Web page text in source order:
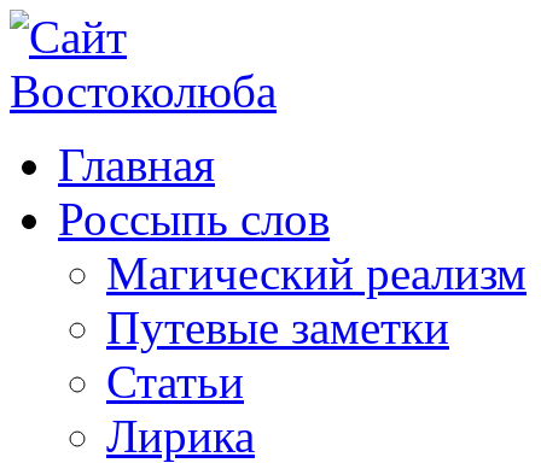
Главная
Россыпь слов
Магический реализм
Путевые заметки
Статьи
Лирика